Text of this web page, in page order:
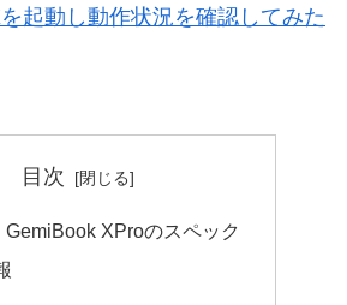
起動し動作状況を確認してみた
目次
GemiBook XProのスペック